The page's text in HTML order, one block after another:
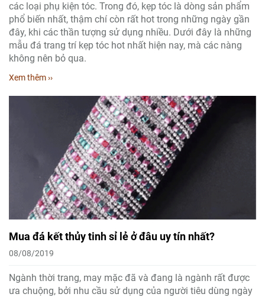
các loại phụ kiện tóc. Trong đó, kẹp tóc là dòng sản phẩm
phổ biến nhất, thậm chí còn rất hot trong những ngày gần
đây, khi các thần tượng sử dụng nhiều. Dưới đây là những
mẫu đá trang trí kẹp tóc hot nhất hiện nay, mà các nàng
không nên bỏ qua.
Xem thêm ››
Mua đá kết thủy tinh sỉ lẻ ở đâu uy tín nhất?
08/08/2019
Ngành thời trang, may mặc đã và đang là ngành rất được
ưa chuộng, bởi nhu cầu sử dụng của người tiêu dùng ngày